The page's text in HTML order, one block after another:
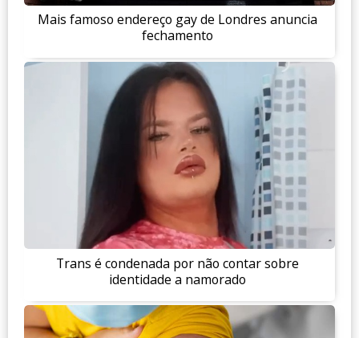
Mais famoso endereço gay de Londres anuncia
fechamento
Trans é condenada por não contar sobre
identidade a namorado